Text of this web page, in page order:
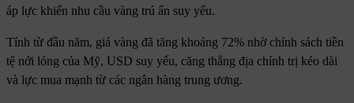
áp lực khiến nhu cầu vàng trú ẩn suy yếu.
Tính từ đầu năm, giá vàng đã tăng khoảng 72% nhờ chính sách tiền
tệ nới lỏng của Mỹ, USD suy yếu, căng thẳng địa chính trị kéo dài
và lực mua mạnh từ các ngân hàng trung ương.